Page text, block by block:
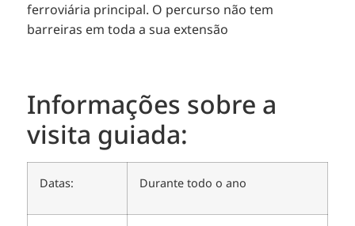
ferroviária principal. O percurso não tem
barreiras em toda a sua extensão
Informações sobre a
visita guiada:
Datas: Durante todo o ano